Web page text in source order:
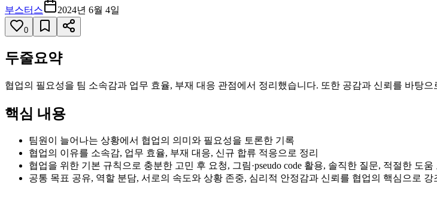
부스터스 2024년 6월 4일
0
두줄요약
협업의 필요성을 팀 소속감과 업무 효율, 부재 대응 관점에서 정리했습니다. 또한 공감과 신뢰를 바탕
핵심 내용
팀원이 늘어나는 상황에서 협업의 의미와 필요성을 토론한 기록
협업의 이유를 소속감, 업무 효율, 부재 대응, 신규 합류 적응으로 정리
협업을 위한 기본 규칙으로 충분한 고민 후 요청, 그림·pseudo code 활용, 솔직한 질문, 적절한 도움
공통 목표 공유, 역할 분담, 서로의 속도와 상황 존중, 심리적 안정감과 신뢰를 협업의 핵심으로 강